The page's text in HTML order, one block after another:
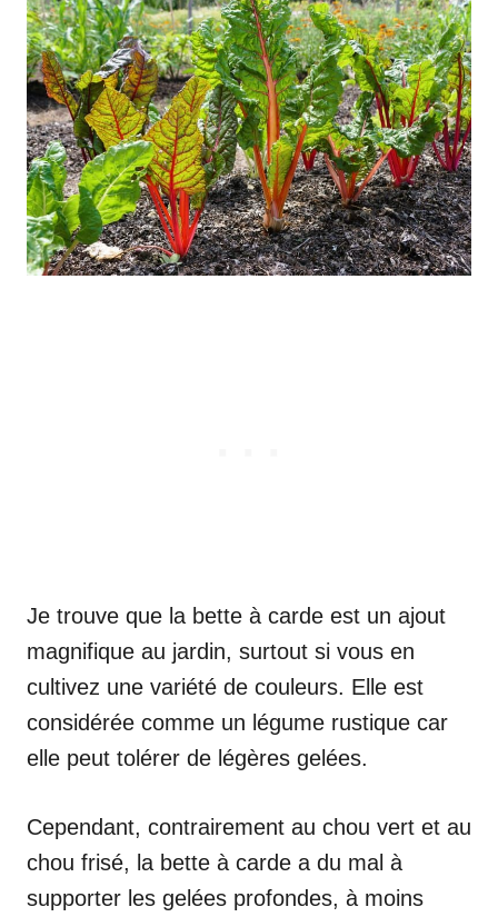
Je trouve que la bette à carde est un ajout
magnifique au jardin, surtout si vous en
cultivez une variété de couleurs. Elle est
considérée comme un légume rustique car
elle peut tolérer de légères gelées.
Cependant, contrairement au chou vert et au
chou frisé, la bette à carde a du mal à
supporter les gelées profondes, à moins